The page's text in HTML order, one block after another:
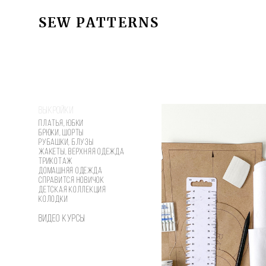
SEW PATTERNS
SEW PATTERNS
Выкройки
Платья, юбки
Брюки, шорты
Рубашки, блузы
Жакеты, верхняя одежда
Трикотаж
Домашняя одежда
Справится новичок
Детская коллекция
Колодки
Видео курсы